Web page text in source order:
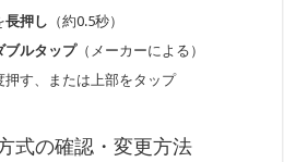
長押し （約0.5秒）
ブルタップ（メーカーによる）
押す、または上部をタップ
式の確認・変更方法